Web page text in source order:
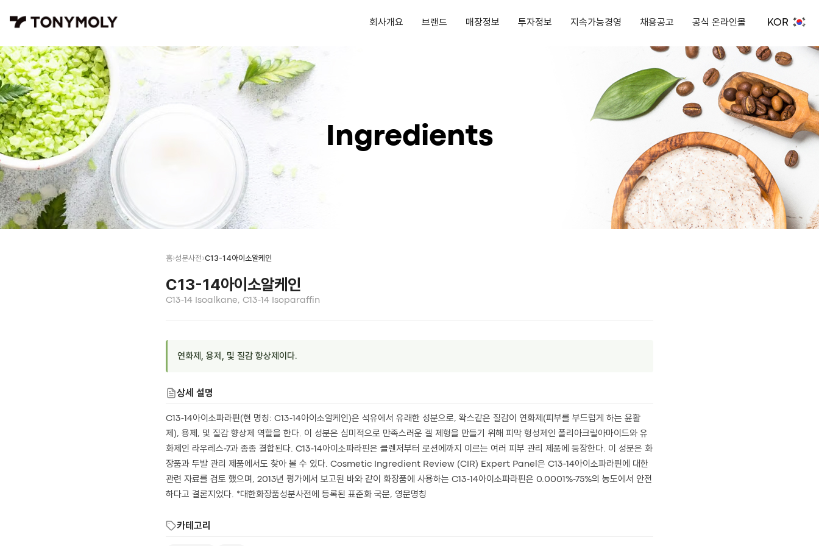
회사개요 브랜드 매장정보 투자정보 지속가능경영 채용공고 공식 온라인몰 KOR
Ingredients
홈 성분사전 C13-14아이소알케인
C13-14아이소알케인
C13-14 Isoalkane, C13-14 Isoparaffin
연화제, 용제, 및 질감 향상제이다.
상세 설명
C13-14아이소파라핀(현 명칭: C13-14아이소알케인)은 석유에서 유래한 성분으로, 왁스같은 질감이 연화제(피부를 부드럽게 하는 윤활
제), 용제, 및 질감 향상제 역할을 한다. 이 성분은 심미적으로 만족스러운 겔 제형을 만들기 위해 피막 형성제인 폴리아크릴아마이드와 유
화제인 라우레스-7과 종종 결합된다. C13-14아이소파라핀은 클렌저부터 로션에까지 이르는 여러 피부 관리 제품에 등장한다. 이 성분은 화
장품과 두발 관리 제품에서도 찾아 볼 수 있다. Cosmetic Ingredient Review (CIR) Expert Panel은 C13-14아이소파라핀에 대한
관련 자료를 검토 했으며, 2013년 평가에서 보고된 바와 같이 화장품에 사용하는 C13-14아이소파라핀은 0.0001%-75%의 농도에서 안전
하다고 결론지었다. *대한화장품성분사전에 등록된 표준화 국문, 영문명칭
카테고리